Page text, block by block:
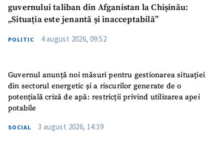
guvernului taliban din Afganistan la Chișinău:
„Situația este jenantă și inacceptabilă”
POLITIC 4 august 2026, 09:52
Guvernul anunță noi măsuri pentru gestionarea situației
din sectorul energetic și a riscurilor generate de o
potențială criză de apă: restricții privind utilizarea apei
potabile
SOCIAL 3 august 2026, 14:39